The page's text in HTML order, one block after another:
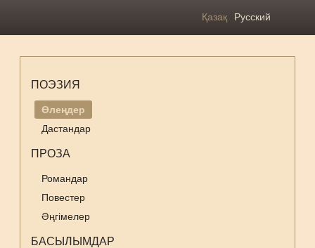
Қазақ Русский
ПОЭЗИЯ
Өлеңдер
Дастандар
ПРОЗА
Романдар
Повестер
Әңгімелер
БАСЫЛЫМДАР